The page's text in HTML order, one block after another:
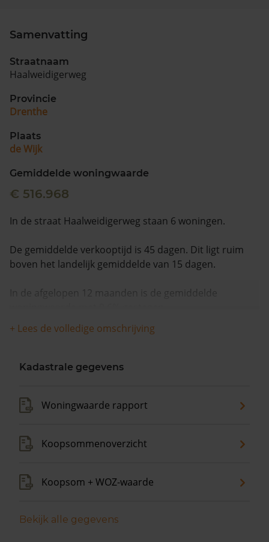
Samenvatting
Straatnaam
Haalweidigerweg
Provincie
Drenthe
Plaats
de Wijk
Gemiddelde woningwaarde
€ 516.968
In de straat Haalweidigerweg staan 6 woningen.
De gemiddelde verkooptijd is 45 dagen. Dit ligt ruim
boven het landelijk gemiddelde van 15 dagen.
In de afgelopen 12 maanden is de gemiddelde
+ Lees de volledige omschrijving
Kadastrale gegevens
Woningwaarde rapport
Koopsommenoverzicht
Koopsom + WOZ-waarde
Bekijk alle gegevens